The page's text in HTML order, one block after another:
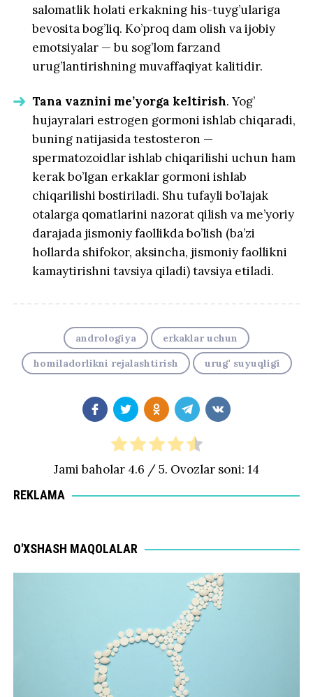
salomatlik holati erkakning his-tuyg’ulariga
bevosita bog’liq. Ko’proq dam olish va ijobiy
emotsiyalar — bu sog’lom farzand
urug’lantirishning muvaffaqiyat kalitidir.
Tana vaznini me’yorga keltirish. Yog’
hujayralari estrogen gormoni ishlab chiqaradi,
buning natijasida testosteron —
spermatozoidlar ishlab chiqarilishi uchun ham
kerak bo’lgan erkaklar gormoni ishlab
chiqarilishi bostiriladi. Shu tufayli bo’lajak
otalarga qomatlarini nazorat qilish va me’yoriy
darajada jismoniy faollikda bo’lish (ba’zi
hollarda shifokor, aksincha, jismoniy faollikni
kamaytirishni tavsiya qiladi) tavsiya etiladi.
andrologiya
erkaklar uchun
homiladorlikni rejalashtirish
urug' suyuqligi
Jami baholar 4.6 / 5. Ovozlar soni: 14
REKLAMA
O'XSHASH MAQOLALAR